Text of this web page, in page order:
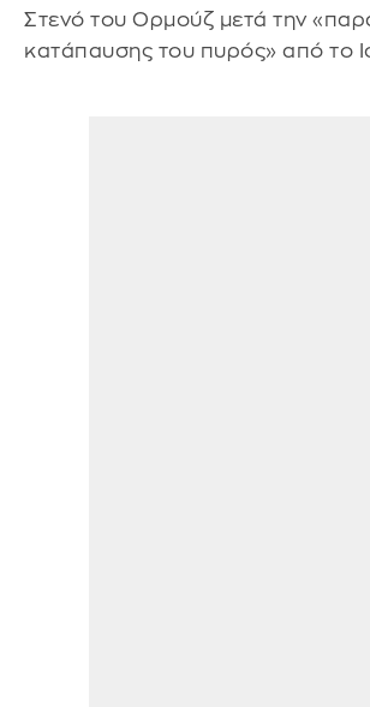
Στενό του Ορμούζ μετά την
κατάπαυσης του πυρός» από το